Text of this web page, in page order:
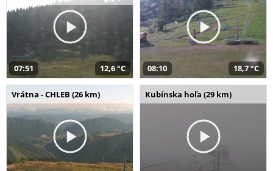
07:51 12,6 °C 08:10 18,7 °C
Vrátna - CHLEB (26 km) Kubínska hoľa (29 km)